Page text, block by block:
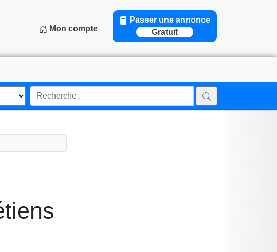
Mon compte
Passer une annonce
Gratuit